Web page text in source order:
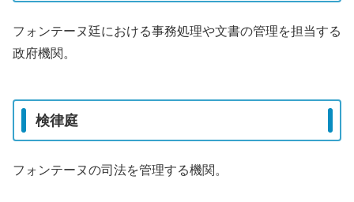
フォンテーヌ廷における事務処理や文書の管理を担当する
政府機関。
検律庭
フォンテーヌの司法を管理する機関。